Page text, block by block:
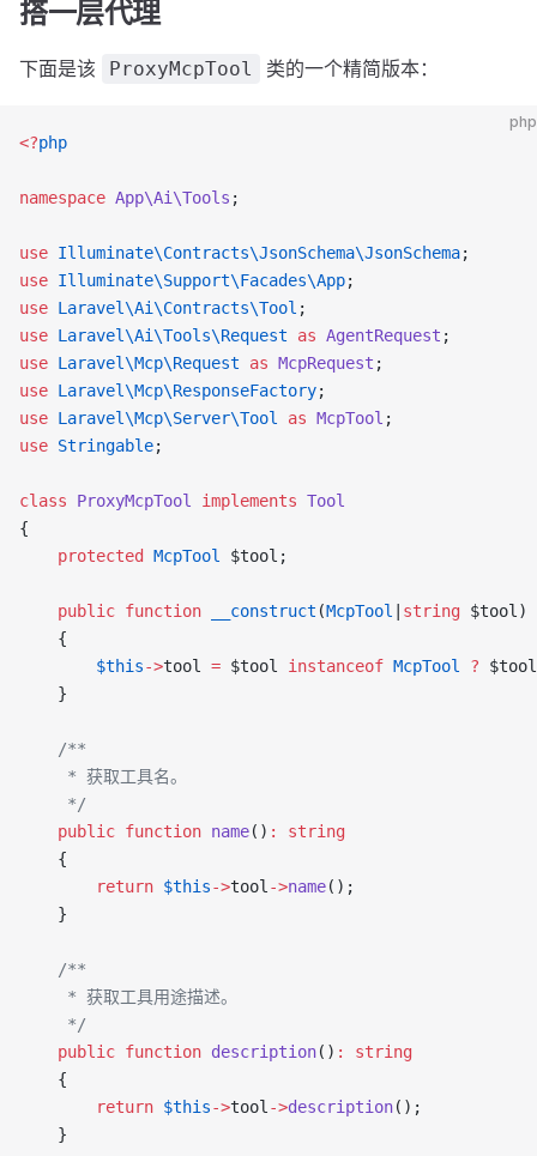
搭一层代理
下面是该 ProxyMcpTool 类的一个精简版本：
php
<?php
namespace App\Ai\Tools ;
use Illuminate\Contracts\JsonSchema\JsonSchema;
use Illuminate\Support\Facades\App;
use Laravel\Ai\Contracts\Tool ;
use Laravel\Ai\Tools\Request as AgentRequest ;
use Laravel\Mcp\Request as McpRequest ;
use Laravel\Mcp\ResponseFactory;
use Laravel\Mcp\Server\Tool as McpTool ;
use Stringable;
class ProxyMcpTool implements Tool
{
    protected
McpTool $tool;
    public
function __construct (McpTool string $tool)
    {
        $this
->tool = $tool instanceof McpTool ?
    }
    /**
     * 获取工具名。
     */
    public
function name() :
string
    {
        return
$this->tool ->name();
    }
    /**
     * 获取工具用途描述。
     */
    public
function description() :
string
    {
        return
$this->tool ->description();
    }